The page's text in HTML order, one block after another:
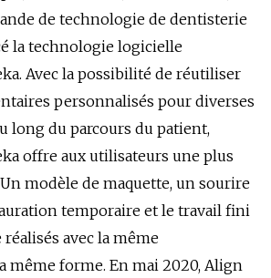
de technologie de dentisterie
la technologie logicielle
Avec la possibilité de réutiliser
personnalisés pour diverses
long du parcours du patient,
offre aux utilisateurs une plus
modèle de maquette, un sourire
temporaire et le travail fini
avec la même
même forme. En mai 2020, Align